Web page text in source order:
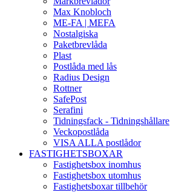
Max Knobloch
ME-FA | MEFA
Nostalgiska
Paketbrevlåda
Plast
Postlåda med lås
Radius Design
Rottner
SafePost
Serafini
Tidningsfack - Tidningshållare
Veckopostlåda
VISA ALLA postlådor
FASTIGHETSBOXAR
Fastighetsbox inomhus
Fastighetsbox utomhus
Fastighetsboxar tillbehör